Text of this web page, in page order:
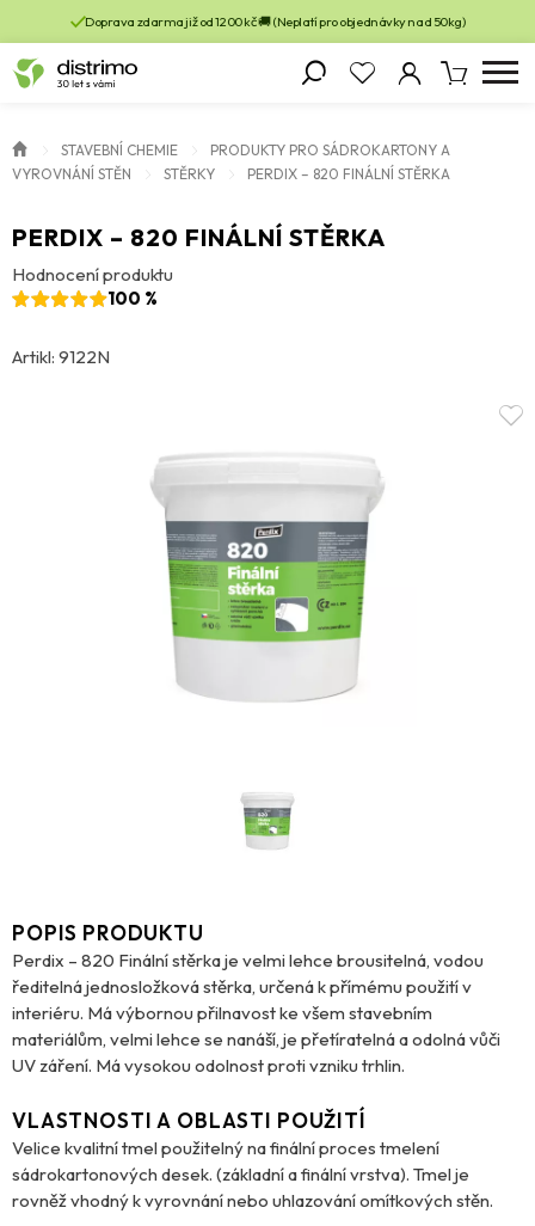
Doprava zdarma již od 1200 kč 🚚 (Neplatí pro objednávky nad 50kg)
STAVEBNÍ CHEMIE
PRODUKTY PRO SÁDROKARTONY A
VYROVNÁNÍ STĚN
STĚRKY PERDIX – 820 FINÁLNÍ STĚRKA
PERDIX – 820 FINÁLNÍ STĚRKA
Hodnocení produktu
100 %
Artikl: 9122N
POPIS PRODUKTU
Perdix – 820 Finální stěrka je velmi lehce brousitelná, vodou
ředitelná jednosložková stěrka, určená k přímému použití v
interiéru. Má výbornou přilnavost ke všem stavebním
materiálům, velmi lehce se nanáší, je přetíratelná a odolná vůči
UV záření. Má vysokou odolnost proti vzniku trhlin.
VLASTNOSTI A OBLASTI POUŽITÍ
Velice kvalitní tmel použitelný na finální proces tmelení
sádrokartonových desek. (základní a finální vrstva). Tmel je
rovněž vhodný k vyrovnání nebo uhlazování omítkových stěn.